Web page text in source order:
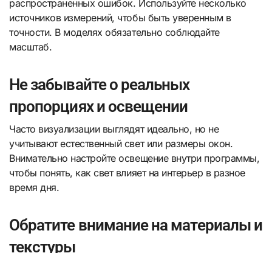
распространенных ошибок. Используйте несколько
источников измерений, чтобы быть уверенным в
точности. В моделях обязательно соблюдайте
масштаб.
Не забывайте о реальных
пропорциях и освещении
Часто визуализации выглядят идеально, но не
учитывают естественный свет или размеры окон.
Внимательно настройте освещение внутри программы,
чтобы понять, как свет влияет на интерьер в разное
время дня.
Обратите внимание на материалы и
текстуры